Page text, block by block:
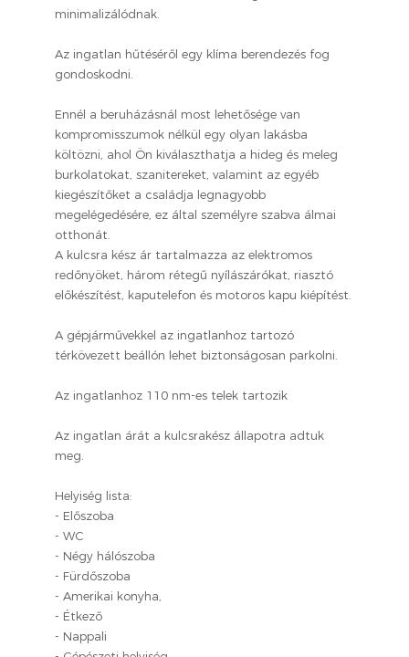
minimalizálódnak.
Az ingatlan hűtéséről egy klíma berendezés fog
gondoskodni.
Ennél a beruházásnál most lehetősége van
kompromisszumok nélkül egy olyan lakásba
költözni, ahol Ön kiválaszthatja a hideg és meleg
burkolatokat, szanitereket, valamint az egyéb
kiegészítőket a családja legnagyobb
megelégedésére, ez által személyre szabva álmai
otthonát.
A kulcsra kész ár tartalmazza az elektromos
redőnyöket, három rétegű nyílászárókat, riasztó
előkészítést, kaputelefon és motoros kapu kiépítést.
A gépjárművekkel az ingatlanhoz tartozó
térkövezett beállón lehet biztonságosan parkolni.
Az ingatlanhoz 110 nm-es telek tartozik
Az ingatlan árát a kulcsrakész állapotra adtuk
meg.
Helyiség lista:
- Előszoba
- WC
- Négy hálószoba
- Fürdőszoba
- Amerikai konyha,
- Étkező
- Nappali